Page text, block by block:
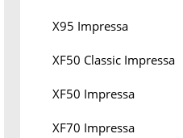
X95 Impressa
XF50 Classic Impressa
XF50 Impressa
XF70 Impressa